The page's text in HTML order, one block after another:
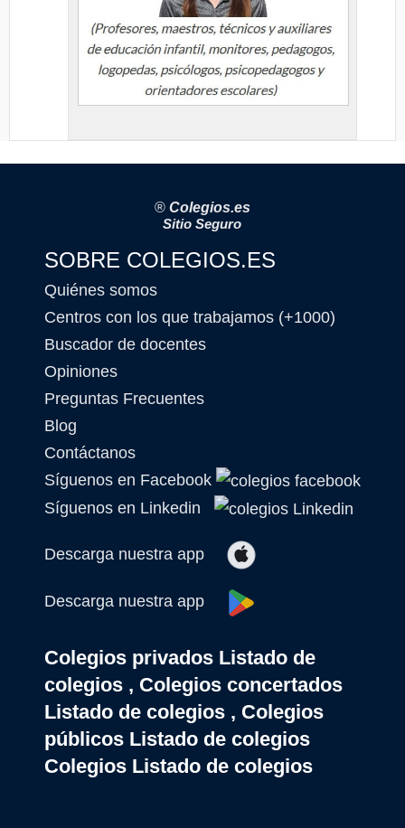
® Colegios.es
Sitio Seguro
SOBRE COLEGIOS.ES
Quiénes somos
Centros con los que trabajamos (+1000)
Buscador de docentes
Opiniones
Preguntas Frecuentes
Blog
Contáctanos
Síguenos en Facebook
Síguenos en Linkedin
Descarga nuestra app
Descarga nuestra app
Colegios privados Listado de
colegios , Colegios concertados
Listado de colegios , Colegios
públicos Listado de colegios
Colegios Listado de colegios